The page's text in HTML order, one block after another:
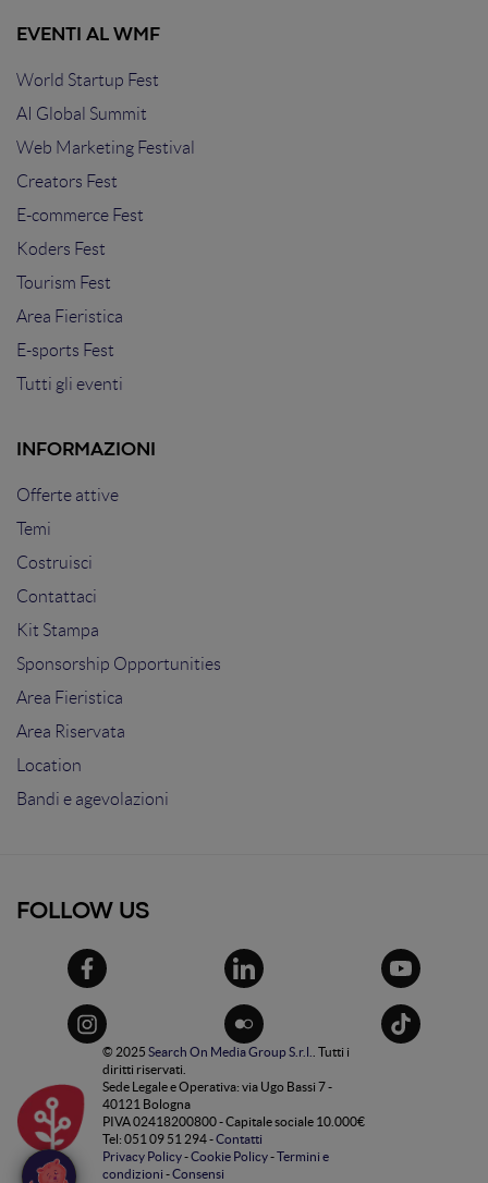
EVENTI AL WMF
World Startup Fest
AI Global Summit
Web Marketing Festival
Creators Fest
E-commerce Fest
Koders Fest
Tourism Fest
Area Fieristica
E-sports Fest
Tutti gli eventi
INFORMAZIONI
Offerte attive
Temi
Costruisci
Contattaci
Kit Stampa
Sponsorship Opportunities
Area Fieristica
Area Riservata
Location
Bandi e agevolazioni
FOLLOW US
© 2025 Search On Media Group S.r.l.
. Tutti i
diritti riservati.
Sede Legale e Operativa: via Ugo Bassi 7 -
40121 Bologna
PIVA 02418200800 - Capitale sociale 10.000€
Tel: 051 09 51 294 -Contatti
Privacy Policy-Cookie Policy-Termini e
condizioni -Consensi